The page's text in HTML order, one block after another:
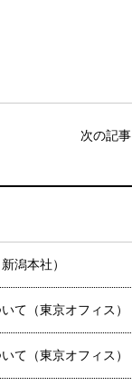
次の記
潟本社）
て（東京オフィス）
て（東京オフィス）